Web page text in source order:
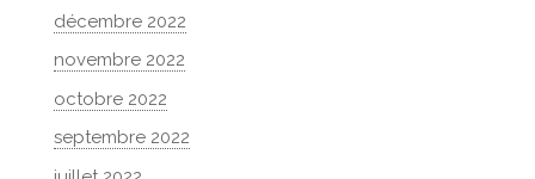
décembre 2022
novembre 2022
octobre 2022
septembre 2022